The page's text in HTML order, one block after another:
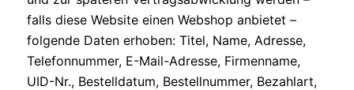
falls diese Website einen Webshop anbietet –
folgende Daten erhoben: Titel, Name, Adresse,
Telefonnummer, E-Mail-Adresse, Firmenname,
UID-Nr., Bestelldatum, Bestellnummer, Bezahlart,